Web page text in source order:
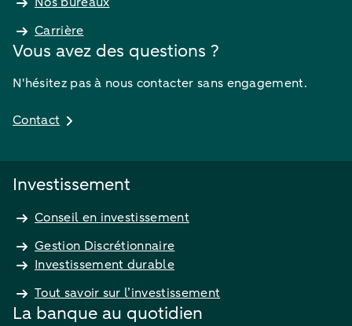
Carrière
Vous avez des questions ?
N'hésitez pas à nous contacter sans engagement.
Contact
Investissement
Conseil en investissement
Gestion Discrétionnaire
Investissement durable
Tout savoir sur l’investissement
La banque au quotidien